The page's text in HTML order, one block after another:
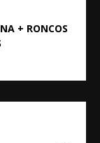
+ RONCOS